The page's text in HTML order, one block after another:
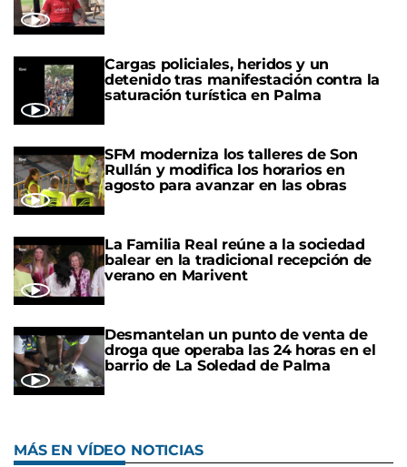
Cargas policiales, heridos y un
detenido tras manifestación contra la
saturación turística en Palma
SFM moderniza los talleres de Son
Rullán y modifica los horarios en
agosto para avanzar en las obras
La Familia Real reúne a la sociedad
balear en la tradicional recepción de
verano en Marivent
Desmantelan un punto de venta de
droga que operaba las 24 horas en el
barrio de La Soledad de Palma
MÁS EN VÍDEO NOTICIAS